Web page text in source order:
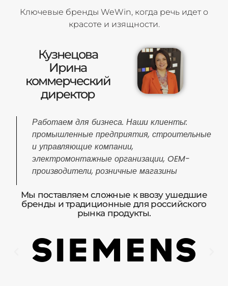
Ключевые бренды WeWin, когда речь идет о
красоте и изящности.
Кузнецова
Ирина
коммерческий
директор
Работаем для бизнеса. Наши клиенты:
промышленные предприятия, строительные
и управляющие компании,
электромонтажные организации, OEM-
производители, розничные магазины
Мы поставляем сложные к ввозу ушедшие
бренды и традиционные для российского
рынка продукты.